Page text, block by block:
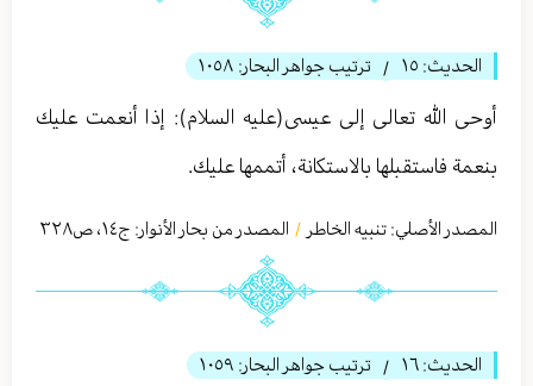
الحديث: ١٥ / ترتيب جواهر البحار: ١٠٥٨
أوحى الله تعالی إلى عيسى(عليه السلام): إذا أنعمت عليك
بنعمة فاستقبلها بالاستكانة، أتممها عليك.
المصدر الأصلي: تنبیه الخاطر / المصدر من بحار الأنوار: ج١٤، ص٣٢٨
الحديث: ١٦ / ترتيب جواهر البحار: ١٠٥٩